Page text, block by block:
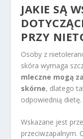
JAKIE SĄ
PRZY
Osoby z
skóra wymaga
mleczne mogą
skórne, dlatego
odpowiednią dietę.
Wskazane jest
przeciwzapalnym.